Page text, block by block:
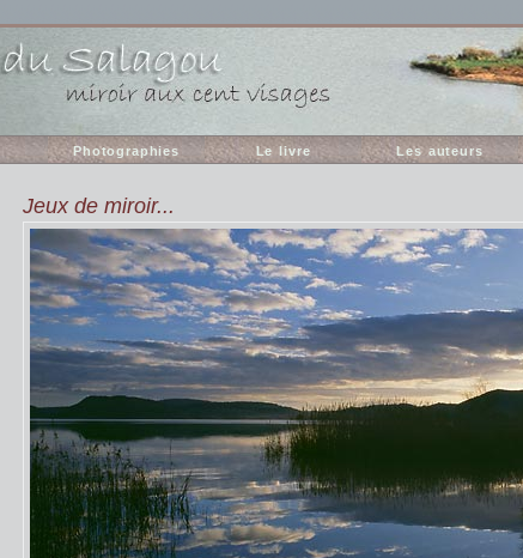
Photographies Le livre Les auteurs
Jeux de miroir...